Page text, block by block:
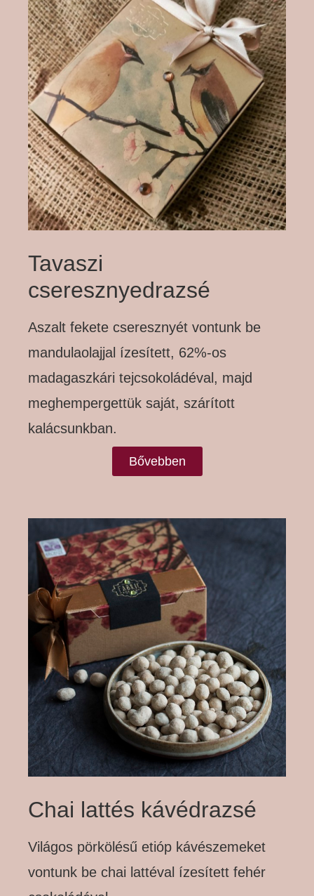
Tavaszi
cseresznyedrazsé
Aszalt fekete cseresznyét vontunk be
mandulaolajjal ízesített, 62%-os
madagaszkári tejcsokoládéval, majd
meghempergettük saját, szárított
kalácsunkban.
Bővebben
Chai lattés kávédrazsé
Világos pörkölésű etióp kávészemeket
vontunk be chai lattéval ízesített fehér